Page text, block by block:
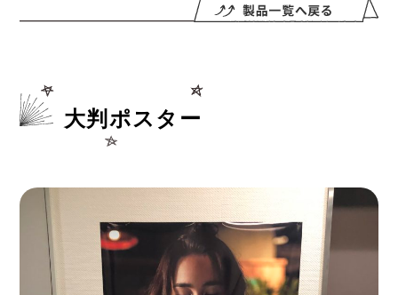
大判ポスター